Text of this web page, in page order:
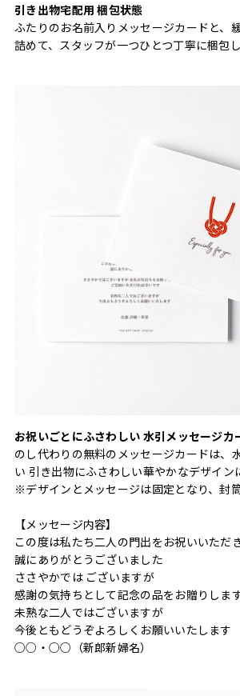
引き出物宅配用 梱包状態
ふたりのお名前入りメッセージカードと、
詰めて、スタッフが一つひとつ丁寧に梱包し
お祝いごとにふさわしい 水引メッセージカ
のし代わりの無料のメッセージカードは、
い 引き出物にふさわしい華やかなデザイン
※デザインとメッセージは固定となり、封
【メッセージ内容】
この度は私たち二人の門出をお祝いいただ
誠にありがとうございました
ささやかでは ございますが
感謝の気持ちとして記念の品をお贈りしま
未熟な二人ではございますが
今後ともどうぞよろしくお願いいたします
○○・○○（新郎新婦名）